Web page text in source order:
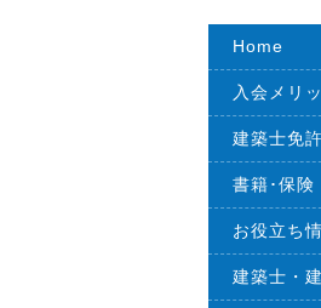
Home
入会メリ
建築士免
書籍･保険
お役立ち
建築士・